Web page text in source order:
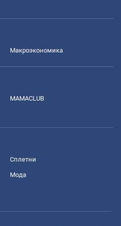
Mакроэкономика
MAMACLUB
Сплетни
Мода